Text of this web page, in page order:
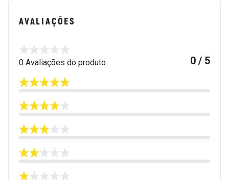
AVALIAÇÕES
0 Avaliações do produto 0 / 5